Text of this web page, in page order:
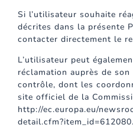
Si l’utilisateur souhaite
décrites dans la présente
contacter directement le
L’utilisateur peut
réclamation auprès de
contrôle, dont les
site officiel de la
http://ec.europa.eu/
detail.cfm?item_id=612080.